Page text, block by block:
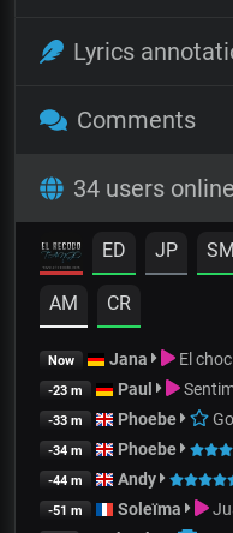
Lyrics
Comments
34 users online
ED JP SM
AM CR
Now Jana El
-23 m Paul
-33 m Phoebe
-34 m Phoebe
-44 m Andy
-51 m Soleïma